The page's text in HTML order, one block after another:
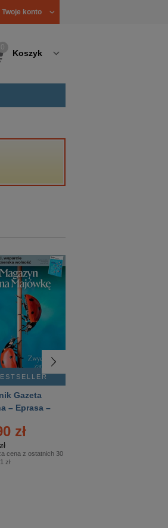
Twoje konto
Koszyk
Gazeta
– Eprasa –
zł
cena z ostatnich 30
zł